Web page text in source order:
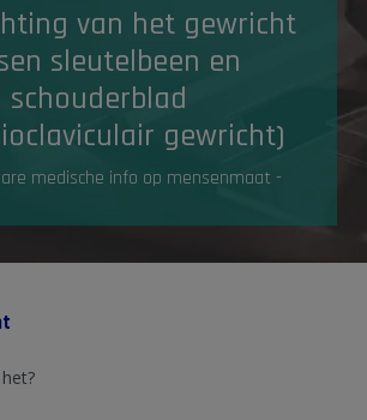
de mediavan het gewricht
sleutelbeen en
schouderblad
gewricht)
medische info op mensenmaat -